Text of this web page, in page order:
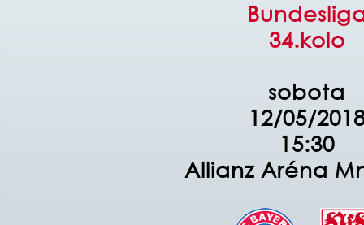
34.kolo
sobota
12/05/
15:30
Allianz Aréna